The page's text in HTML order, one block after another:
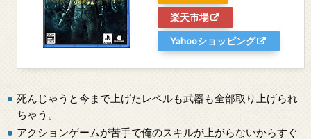
楽天市場
Yahooショッピング
死んじゃうと今まで上げたレベルも武器も全部取り上げられ
ちゃう。
アクションゲームが苦手で俺のスキルが上がらないからすぐ